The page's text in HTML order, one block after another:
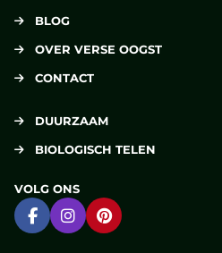
BLOG
OVER VERSE OOGST
CONTACT
DUURZAAM
BIOLOGISCH TELEN
VOLG ONS
Ga naar Facebook
Ga naar Instagram
Ga naar Pinterest